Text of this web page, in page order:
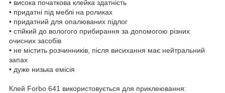
• висока початкова клейка здатність
• придатні під меблі на роликах
• придатний для опалюваних підлог
• стійкий до вологого прибирання за допомогою різних
очисних засобів
• не містить розчинників, після висихання має нейтральний
запах
• дуже низька емісія
Клей Forbo 641 використовується для приклеювання: